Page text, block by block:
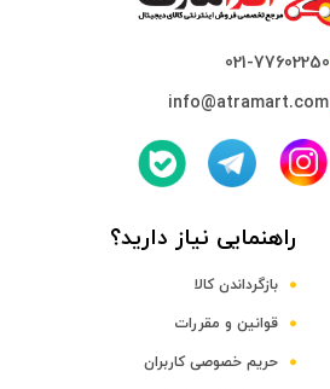
021-77602250
info@atramart.com
راهنمایی نیاز دارید؟
بازگرداندن کالا
قوانین و مقررات
حریم خصوصی کاربران